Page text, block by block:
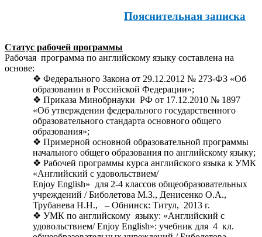
Пояснительная записка
Статус рабочей программы
Рабочая программа по английскому языку составлена на
основе:
Федерального Закона от 29.12.2012 № 273-ФЗ «Об
образовании в Российской Федерации»;
Приказа Минобрнауки РФ от 17.12.2010 № 1897
«Об утверждении федерального государственного
образовательного стандарта основного общего
образования»;
Примерной основной образовательной программы
начального общего образования по английскому языку;
Рабочей программы курса английского языка к УМК
«Английский с удовольствием/
Enjoy English» для 2-4 классов общеобразовательных
учреждений / Биболетова М.З., Денисенко О.А.,
Трубанева Н.Н., – Обнинск: Титул, 2013 г.
УМК по английскому языку: «Английский с
удовольствием/ Enjoy English»: учебник для 4 кл.